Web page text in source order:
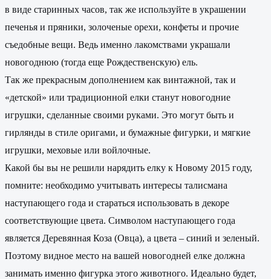
в виде старинных часов, так же используйте в украшении
печенья и пряники, золоченые орехи, конфеты и прочие
съедобные вещи. Ведь именно лакомствами украшали
новогоднюю (тогда еще Рождественскую) ель.
Так же прекрасным дополнением как винтажной, так и
«детской» или традиционной елки станут новогодние
игрушки, сделанные своими руками. Это могут быть и
гирлянды в стиле оригами, и бумажные фигурки, и мягкие
игрушки, меховые или войлочные.
Какой бы вы не решили нарядить елку к Новому 2015 году,
помните: необходимо учитывать интересы талисмана
наступающего года и стараться использовать в декоре
соответствующие цвета. Символом наступающего года
является Деревянная Коза (Овца), а цвета – синий и зеленый.
Поэтому видное место на вашей новогодней елке должна
занимать именно фигурка этого животного. Идеально будет,